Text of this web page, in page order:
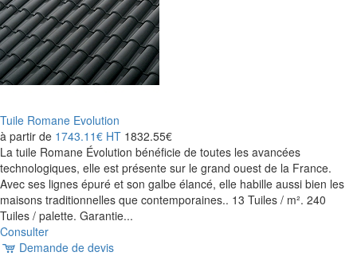
Tuile Romane Evolution
à partir de 1743.11€ HT 1832.55€
La tuile Romane Évolution bénéficie de toutes les avancées
technologiques, elle est présente sur le grand ouest de la France.
Avec ses lignes épuré et son galbe élancé, elle habille aussi bien les
maisons traditionnelles que contemporaines.. 13 Tuiles / m². 240
Tuiles / palette. Garantie...
Consulter
Demande de devis